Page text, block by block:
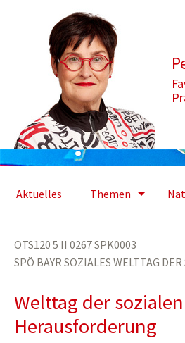
Aktuelles Themen
OTS120 5 II 0267
SPÖ BAYR SOZIALES WELTTAG
Welttag der
Herausforderung